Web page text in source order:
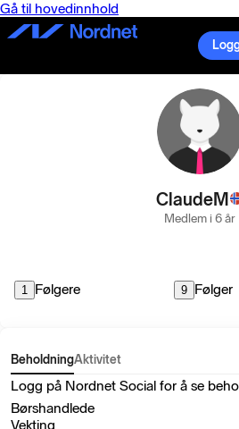
Gå til hovedinnhold
ClaudeM
Medlem i 6 år
1 Følgere 9 Følger
BeholdningAktivitet
Logg på Nordnet Social for å se
Børshandlede
Vekting